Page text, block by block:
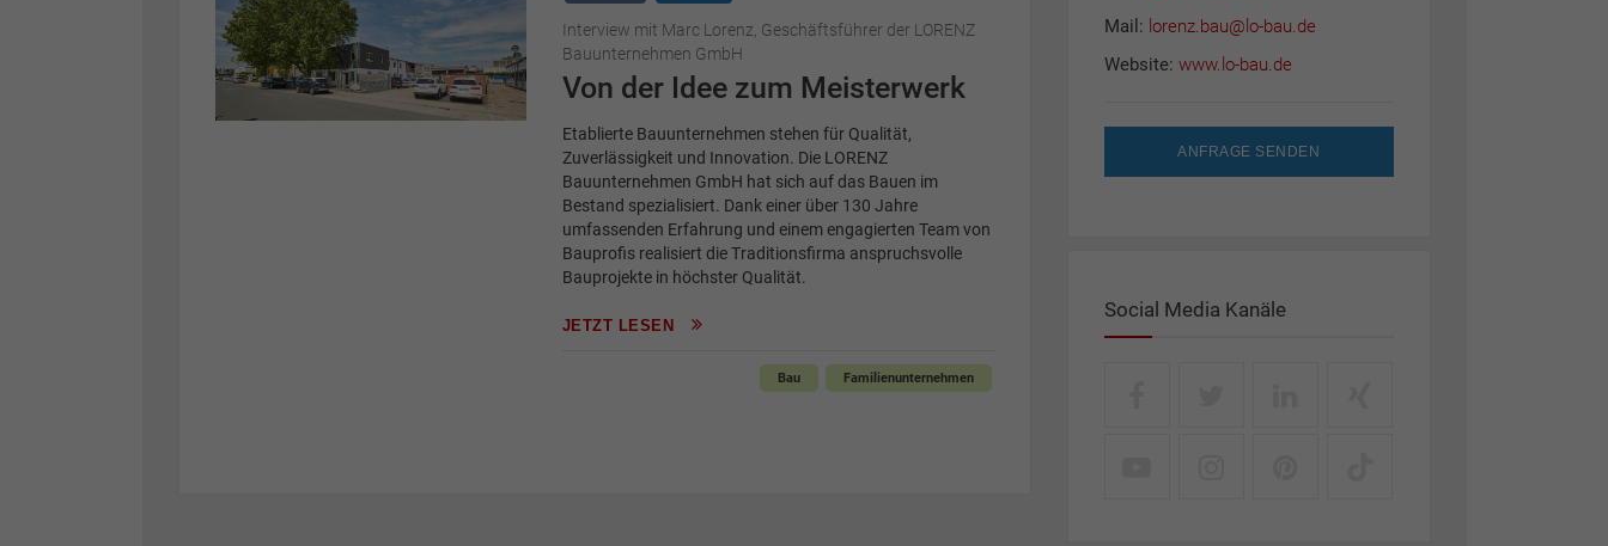
Interview mit Marc Lorenz, Geschäftsführer der LORENZ
Bauunternehmen GmbH
Von der Idee zum Meisterwerk
Etablierte Bauunternehmen stehen für Qualität,
Zuverlässigkeit und Innovation. Die LORENZ
Bauunternehmen GmbH hat sich auf das Bauen im
Bestand spezialisiert. Dank einer über 130 Jahre
umfassenden Erfahrung und einem engagierten Team von
Bauprofis realisiert die Traditionsfirma anspruchsvolle
Bauprojekte in höchster Qualität.
JETZT LESEN
Bau Familienunternehmen
Mail: lorenz.bau@lo-bau.de
Website: www.lo-bau.de
ANFRAGE SENDEN
Social Media Kanäle